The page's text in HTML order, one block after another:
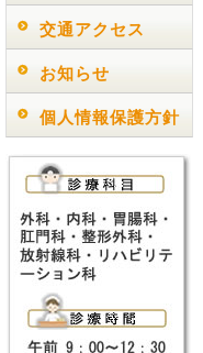
交通アクセス
お知らせ
個人情報保護方針